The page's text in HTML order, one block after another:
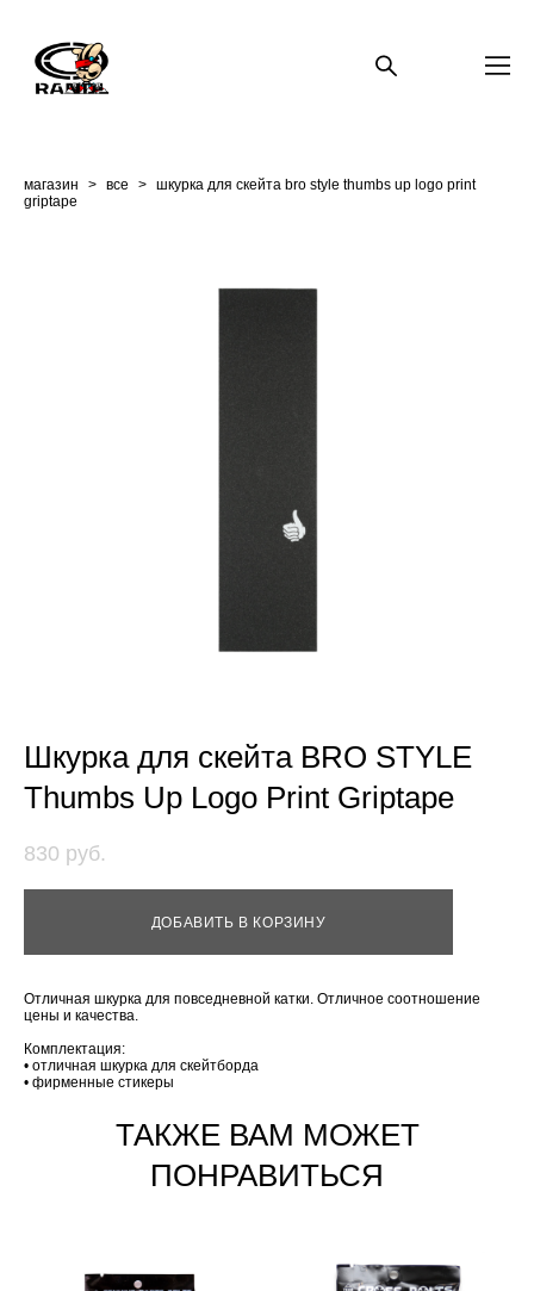
магазин > все > шкурка для скейта bro style thumbs up logo print
griptape
Шкурка для скейта BRO STYLE
Thumbs Up Logo Print Griptape
830 pуб.
ДОБАВИТЬ В КОРЗИНУ
Отличная шкурка для повседневной катки. Отличное соотношение
цены и качества.
Комплектация:
• отличная шкурка для скейтборда
• фирменные стикеры
ТАКЖЕ ВАМ МОЖЕТ
ПОНРАВИТЬСЯ